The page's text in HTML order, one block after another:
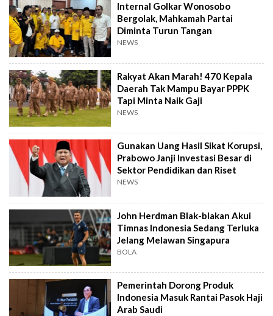
Internal Golkar Wonosobo
Bergolak, Mahkamah Partai
Diminta Turun Tangan
NEWS
Rakyat Akan Marah! 470 Kepala
Daerah Tak Mampu Bayar PPPK
Tapi Minta Naik Gaji
NEWS
Gunakan Uang Hasil Sikat Korupsi,
Prabowo Janji Investasi Besar di
Sektor Pendidikan dan Riset
NEWS
John Herdman Blak-blakan Akui
Timnas Indonesia Sedang Terluka
Jelang Melawan Singapura
BOLA
Pemerintah Dorong Produk
Indonesia Masuk Rantai Pasok Haji
Arab Saudi